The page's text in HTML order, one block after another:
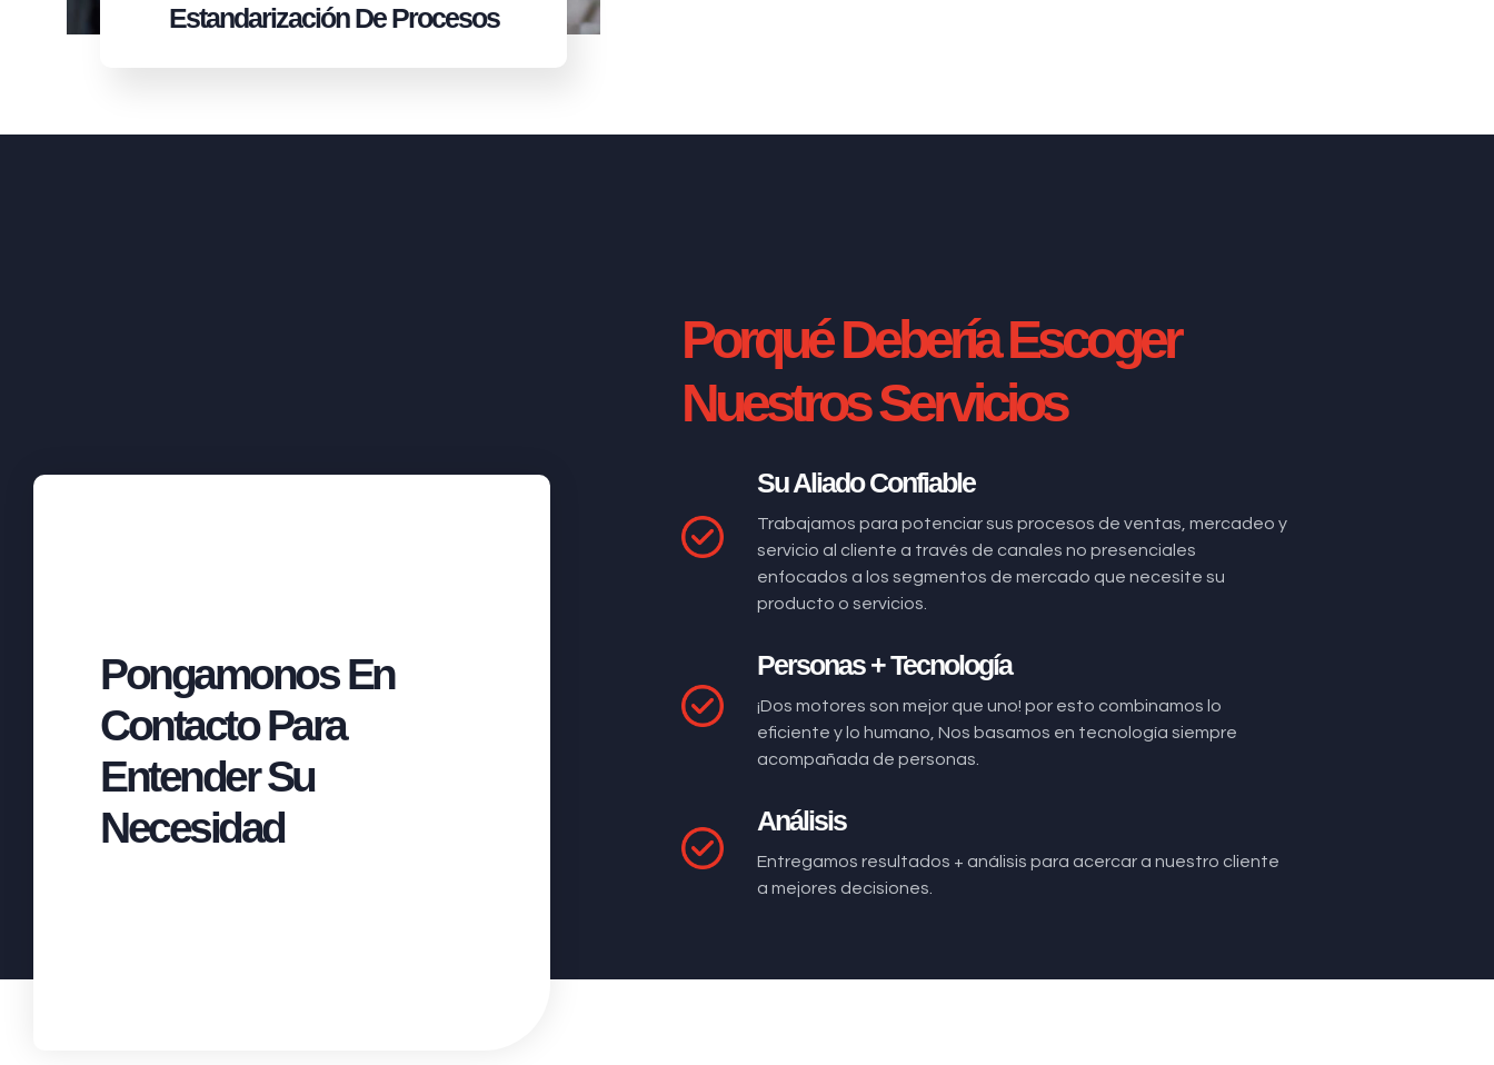
EstandarizaciónDe Procesos
Pongamonos En
Contacto Para
Entender Su
Necesidad
Porqué Debería Escoger
Nuestros Servicios
Su Aliado Confiable
Trabajamos para potenciar sus procesos de ventas, mercadeo y
servicio al cliente a través de canales no presenciales
enfocados a los segmentos de mercado que necesite su
producto o servicios.
Personas + Tecnología
¡Dos motores son mejor que uno! por esto combinamos lo
eficiente y lo humano, Nos basamos en tecnología siempre
acompañada de personas.
Análisis
Entregamos resultados + análisis para acercar a nuestro cliente
a mejores decisiones.